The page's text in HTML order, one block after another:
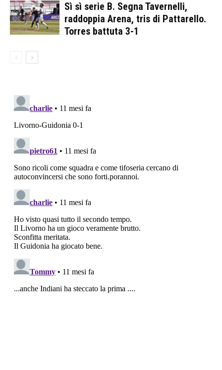
Sì sì serie B. Segna Tavernelli,
raddoppia Arena, tris di Pattarello.
Torres battuta 3-1